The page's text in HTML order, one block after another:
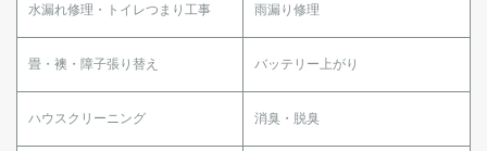
水漏れ修理・トイレつまり工事 雨漏り修理
畳・襖・障子張り替え バッテリー上がり
ハウスクリーニング 消臭・脱臭